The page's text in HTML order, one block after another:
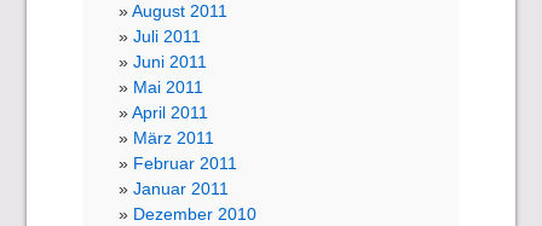
August 2011
Juli 2011
Juni 2011
Mai 2011
April 2011
März 2011
Februar 2011
Januar 2011
Dezember 2010